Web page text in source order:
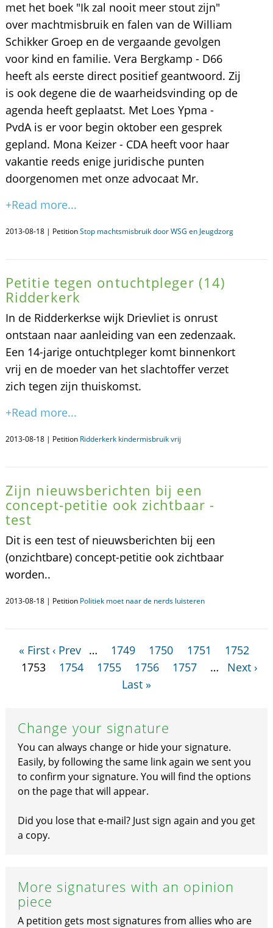
met het boek "Ik zal nooit meer stout zijn"
over machtmisbruik en falen van de William
Schikker Groep en de vergaande gevolgen
voor kind en familie. Vera Bergkamp - D66
heeft als eerste direct positief geantwoord. Zij
is ook degene die de waarheidsvinding op de
agenda heeft geplaatst. Met Loes Ypma -
PvdA is er voor begin oktober een gesprek
gepland. Mona Keizer - CDA heeft voor haar
vakantie reeds enige juridische punten
doorgenomen met onze advocaat Mr.
+Read more...
2013-08-18 | PetitionStop machtsmisbruik door WSG en Jeugdzorg
Petitie tegen ontuchtpleger (14)
Ridderkerk
In de Ridderkerkse wijk Drievliet is onrust
ontstaan naar aanleiding van een zedenzaak.
Een 14-jarige ontuchtpleger komt binnenkort
vrij en de moeder van het slachtoffer verzet
zich tegen zijn thuiskomst.
+Read more...
2013-08-18 | Petition Ridderkerk kindermisbruik vrij
Zijn nieuwsberichten bij een
concept-petitie ook zichtbaar -
test
Dit is een test of nieuwsberichten bij een
(onzichtbare) concept-petitie ook zichtbaar
worden..
2013-08-18 | Petition Politiek moet naar de nerds luisteren
« First ‹ Prev … 1749 1750 1751
1752
1753
1754 1755 1756 1757 …
Next ›
Last »
Change your signature
You can always change or hide your signature.
Easily, by following the same link again we sent you
to confirm your signature. You will find the options
on the page that will appear.
Did you lose that e-mail? Just sign again and you get
a copy.
More signatures with an opinion
piece
A petition gets most signatures from allies who are